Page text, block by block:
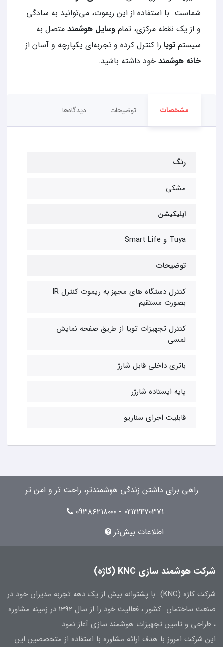
شماست. با استفاده از این ریموت، می‌توانید به سادگی
و از یک نقطه مرکزی، تمام وسایل هوشمند متصل به
سیستم تویا را کنترل کرده و تجربه‌ای یکپارچه و آسان از
خانه هوشمند خود داشته باشید.
مشخصات توضیحات دیدگاه‌ها
رنگ
مشکی
اپلیکیشن
Tuya و Smart Life
توضیحات
کنترل دستگاه های مجهز به ریموت کنترل IR
بصورت مستقیم
کنترل تجهیزات تویا از طریق صفحه نمایش
لمسی
باتری داخلی قابل شارژ
پایه ایستاده شارژر
قابلیت اجرای سناریو
راهی برای داشتن زندگی هوشمندتر، راحت تر و امن تر
02122470371 - 09۳۸۶۲۱۸۰۰۰
اطلاعات بیش‌تر
شرکت هوشمند سازی KNC (کاژه)
شرکت کاژه (KNC) با پشتوانه بیش از یک دهه تجربه مدیران خود در
صنعت ساختمان کشور ، فعالیت خود را از سال 1392 در زمینه مشاوره
، طراحی و تامین تجهیزات هوشمند سازی آغاز نمود.
این شرکت امروز با هدف ارائه مشاوره با استفاده از متخصصین این